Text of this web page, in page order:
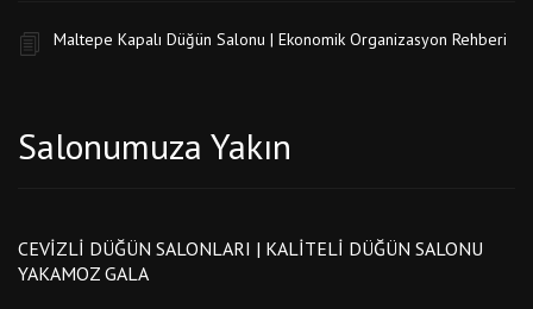
Maltepe Kapalı Düğün Salonu | Ekonomik Organizasyon Rehberi
Salonumuza Yakın
CEVIZLI DÜĞÜN SALONLARI | KALITELI DÜĞÜN SALONU
YAKAMOZ GALA